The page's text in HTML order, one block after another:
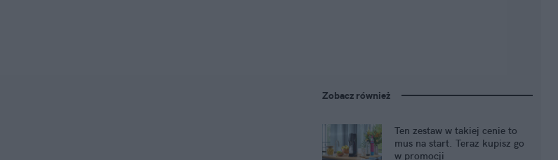
Zobacz również
Ten zestaw w takiej cenie to
mus na start. Teraz kupisz go
w promocji